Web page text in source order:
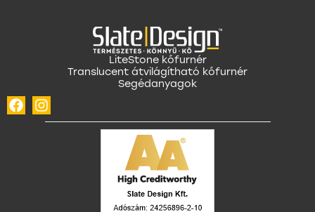
LiteStone kőfurnér
Translucent átvilágítható kőfurnér
Segédanyagok